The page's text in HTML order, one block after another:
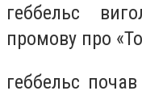
геббельс
промову про
геббельс